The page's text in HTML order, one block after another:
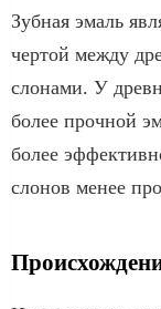
Зубная эмаль
чертой между
слонами. У
более прочной
более
слонов менее